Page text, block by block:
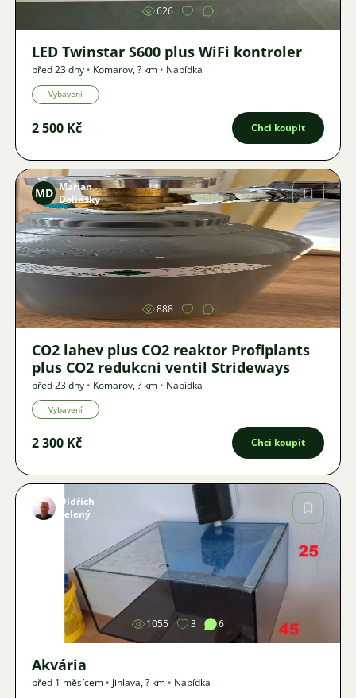
626
LED Twinstar S600 plus WiFi kontroler
před 23 dny • Komarov,? km • Nabídka
Vybavení
2 500 Kč Chci koupit
Obrázek
MD Marian
Dolinsky
888
CO2 lahev plus CO2 reaktor Profiplants
plus CO2 redukcni ventil Strideways
před 23 dny • Komarov,? km • Nabídka
Vybavení
2 300 Kč Chci koupit
Obrázek
Oldřich
Zelený
1055 3 6
Akvária
před 1 měsícem • Jihlava,? km • Nabídka